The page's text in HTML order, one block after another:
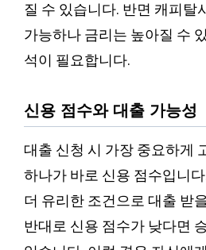
질 수 있습니다. 반면 캐피탈
가능하나 금리는 높아질 수
석이 필요합니다.
신용 점수와 대출 가능성
대출 신청 시 가장 중요하게
하나가 바로 신용 점수입니
더 유리한 조건으로 대출 받
반대로 신용 점수가 낮다면